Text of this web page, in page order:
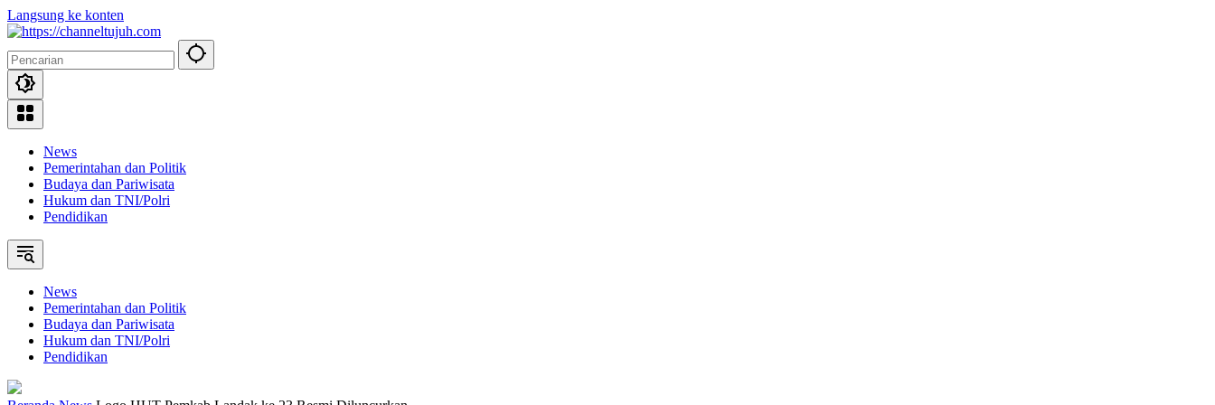
Langsung ke konten
News
Pemerintahan dan Politik
Budaya dan Pariwisata
Hukum dan TNI/Polri
Pendidikan
News
Pemerintahan dan Politik
Budaya dan Pariwisata
Hukum dan TNI/Polri
Pendidikan